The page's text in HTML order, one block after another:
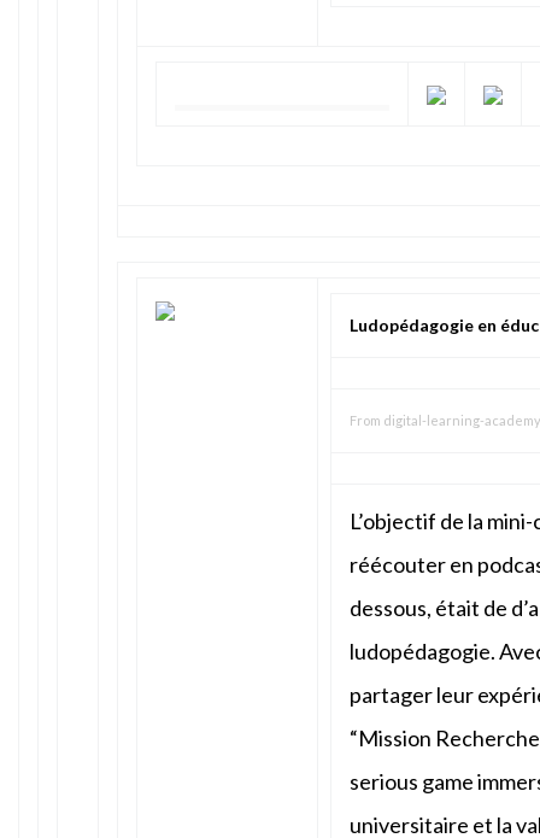
Ludopédagogie en
From digital-learning-
L’objectif de la
réécouter en
dessous, était de
ludopédagogie.
partager leur
“Mission
serious game
universitaire et la